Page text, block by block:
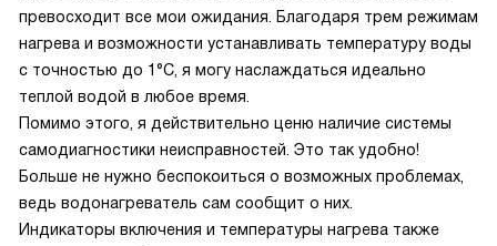
превосходит все мои ожидания. Благодаря трем режимам
нагрева и возможности устанавливать температуру воды
с точностью до 1°С, я могу наслаждаться идеально
теплой водой в любое время.
Помимо этого, я действительно ценю наличие системы
самодиагностики неисправностей. Это так удобно!
Больше не нужно беспокоиться о возможных проблемах,
ведь водонагреватель сам сообщит о них.
Индикаторы включения и температуры нагрева также